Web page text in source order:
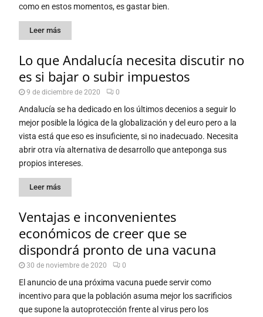
como en estos momentos, es gastar bien.
Leer más
Lo que Andalucía necesita discutir no
es si bajar o subir impuestos
9 de diciembre de 2020 0
Andalucía se ha dedicado en los últimos decenios a seguir lo
mejor posible la lógica de la globalización y del euro pero a la
vista está que eso es insuficiente, si no inadecuado. Necesita
abrir otra vía alternativa de desarrollo que anteponga sus
propios intereses.
Leer más
Ventajas e inconvenientes
económicos de creer que se
dispondrá pronto de una vacuna
30 de noviembre de 2020 0
El anuncio de una próxima vacuna puede servir como
incentivo para que la población asuma mejor los sacrificios
que supone la autoprotección frente al virus pero los